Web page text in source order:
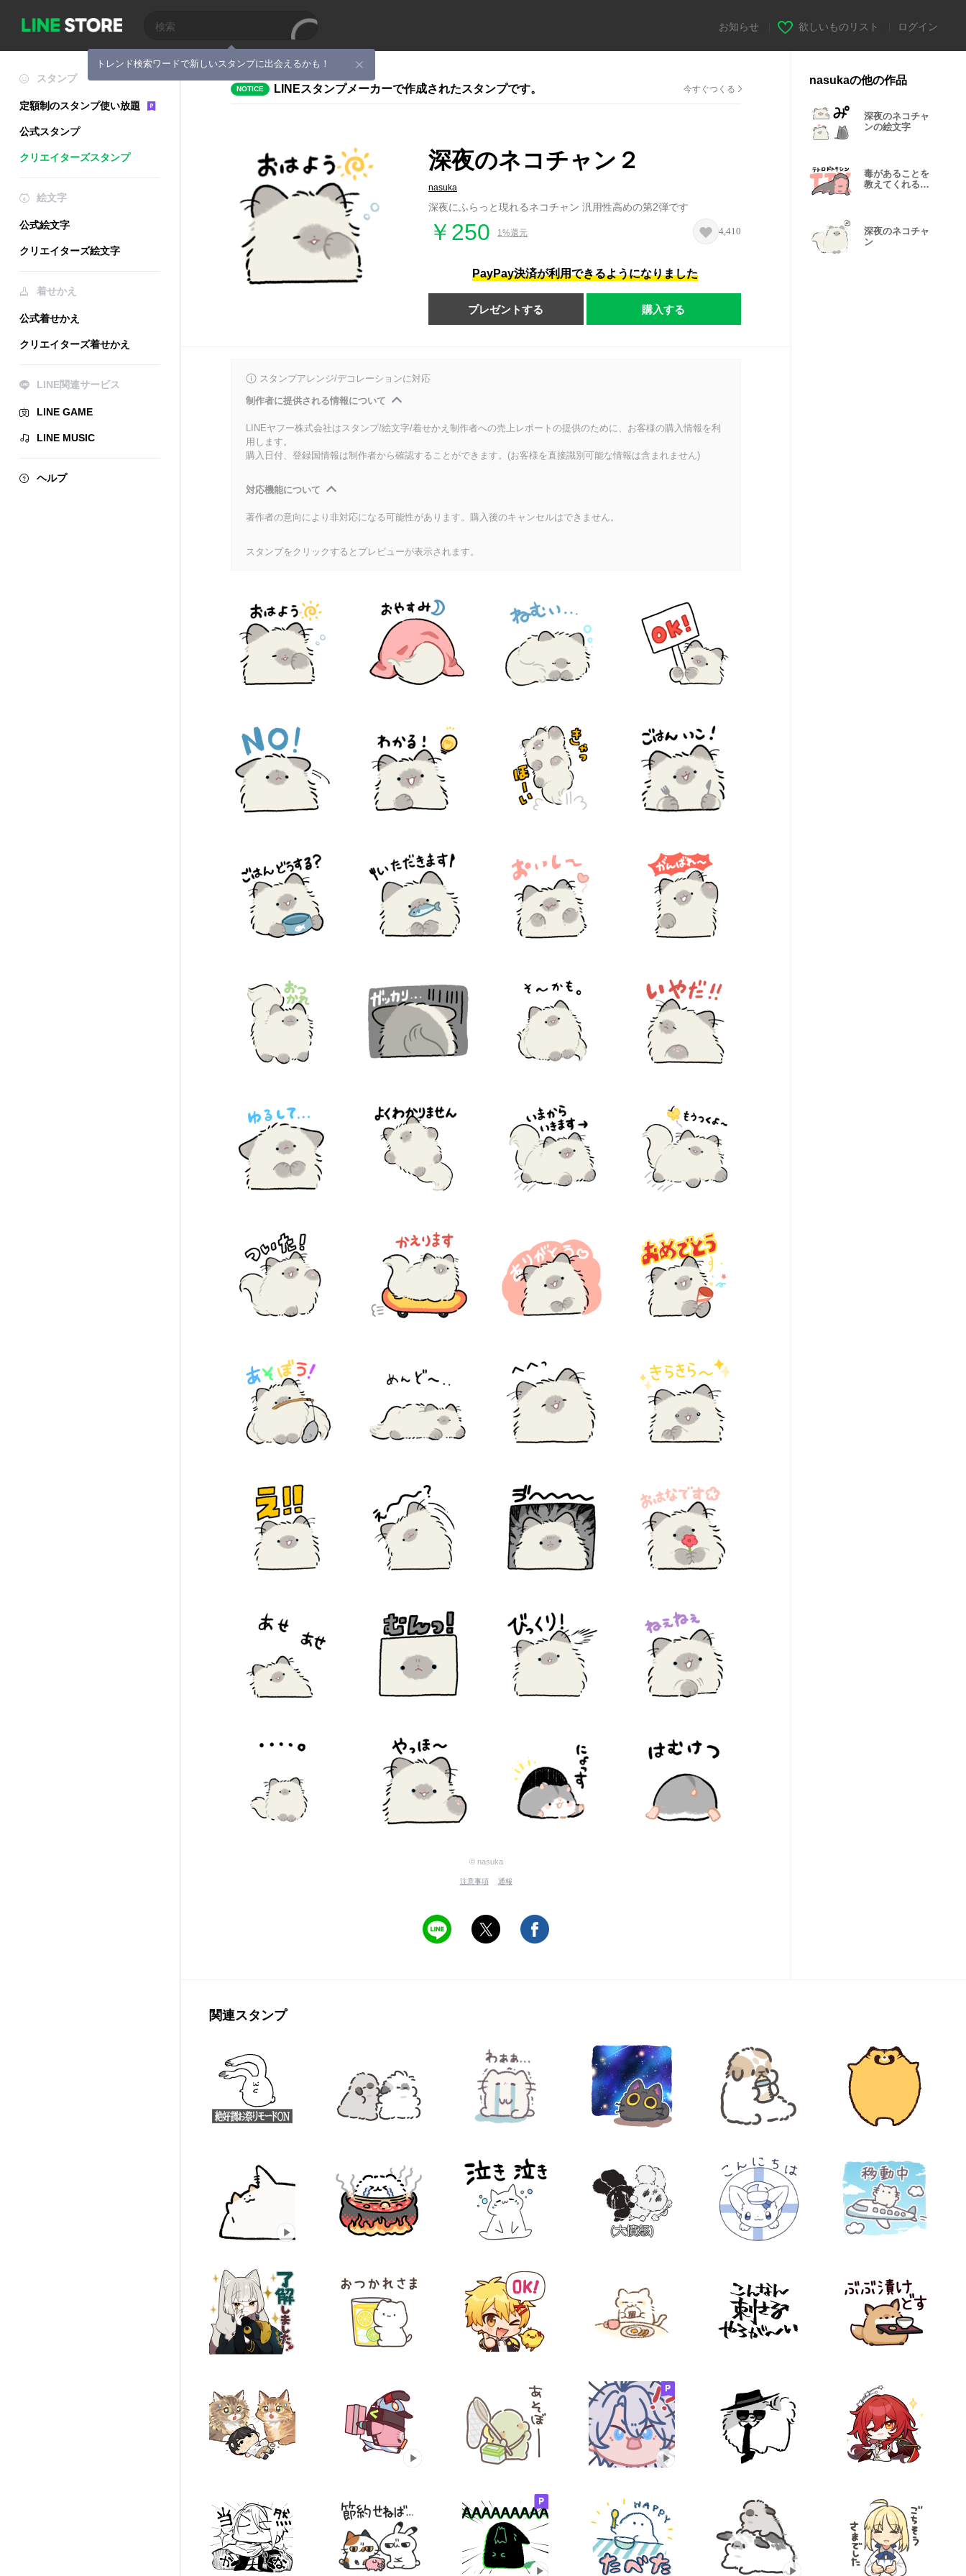
トレンド検索ワードで新しいスタンプに出会えるかも！
お知らせ 欲しいものリスト ログイン
スタンプ
定額制のスタンプ使い放題
公式スタンプ
クリエイターズスタンプ
絵文字
公式絵文字
クリエイターズ絵文字
着せかえ
公式着せかえ
クリエイターズ着せかえ
LINE関連サービス
LINE GAME
LINE MUSIC
ヘルプ
NOTICE LINEスタンプメーカーで作成されたスタンプです。 今すぐつくる
深夜のネコチャン２
nasuka
深夜にふらっと現れるネコチャン 汎用性高めの第2弾です
￥250 1%還元 4,410
PayPay決済が利用できるようになりました
プレゼントする 購入する
スタンプアレンジ/デコレーションに対応
制作者に提供される情報について
LINEヤフー株式会社はスタンプ/絵文字/着せかえ制作者への売上レポートの提供のために、お客様の購入情報を利
用します。
購入日付、登録国情報は制作者から確認することができます。(お客様を直接識別可能な情報は含まれません)
対応機能について
著作者の意向により非対応になる可能性があります。購入後のキャンセルはできません。
スタンプをクリックするとプレビューが表示されます。
© nasuka
注意事項 通報
nasukaの他の作品
深夜のネコチャ
ンの絵文字
毒があることを
教えてくれるイ
深夜のネコチャ
ン
関連スタンプ